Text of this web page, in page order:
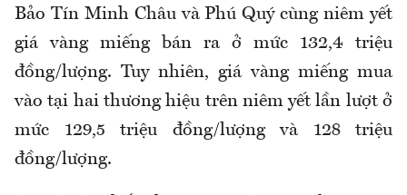
Bảo Tín Minh Châu và Phú Quý cùng niêm yết
giá vàng miếng bán ra ở mức 132,4 triệu
đồng/lượng. Tuy nhiên, giá vàng miếng mua
vào tại hai thương hiệu trên niêm yết lần lượt ở
mức 129,5 triệu đồng/lượng và 128 triệu
đồng/lượng.